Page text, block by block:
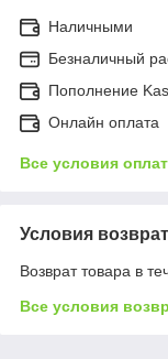
Наличными
Безналичный
Пополнение
Онлайн оплата
Все условия
Условия
Возврат товара в
Все условия